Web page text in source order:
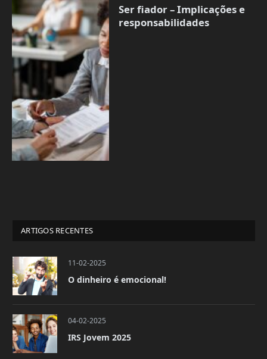
Ser fiador – Implicações e
responsabilidades
ARTIGOS RECENTES
11-02-2025
O dinheiro é emocional!
04-02-2025
IRS Jovem 2025